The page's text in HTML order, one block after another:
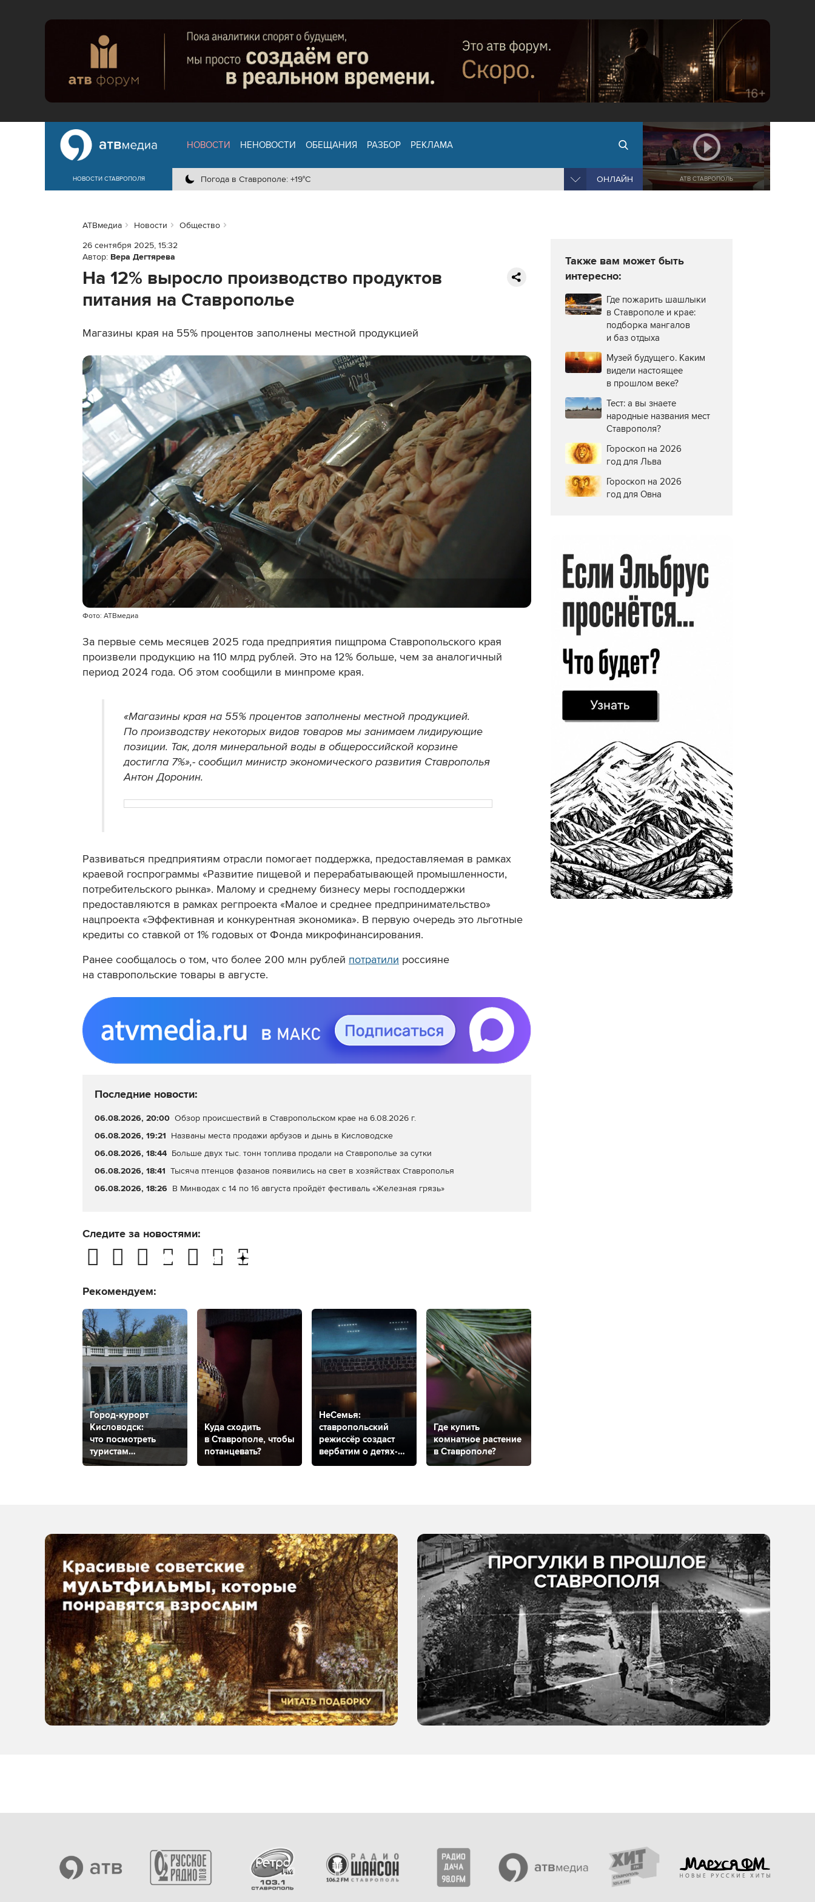
НОВОСТИ СТАВРОПОЛЯ
НОВОСТИ НЕНОВОСТИ ОБЕЩАНИЯ РАЗБОР РЕКЛАМА
Погода в Ставрополе: +19°C ОНЛАЙН АТВ СТАВРОПОЛЬ
АТВмедиа Новости
Общество
26 сентября 2025, 15:32
Автор: Вера Дегтярева
На 12% выросло производство продуктов
питания на Ставрополье
Магазины края на 55% процентов заполнены местной продукцией
Фото: АТВмедиа
За первые семь месяцев 2025 года предприятия пищпрома Ставропольского края
произвели продукцию на 110 млрд рублей. Это на 12% больше, чем за аналогичный
период 2024 года. Об этом сообщили в минпроме края.
«Магазины края на 55% процентов заполнены местной продукцией.
По производству некоторых видов товаров мы занимаем лидирующие
позиции. Так, доля минеральной воды в общероссийской корзине
достигла 7%»,- сообщил министр экономического развития Ставрополья
Антон Доронин.
Развиваться предприятиям отрасли помогает поддержка, предоставляемая в рамках
краевой госпрограммы «Развитие пищевой и перерабатывающей промышленности,
потребительского рынка». Малому и среднему бизнесу меры господдержки
предоставляются в рамках регпроекта «Малое и среднее предпринимательство»
нацпроекта «Эффективная и конкурентная экономика». В первую очередь это льготные
кредиты со ставкой от 1% годовых от Фонда микрофинансирования.
Ранее сообщалось о том, что более 200 млн рублей потратили россияне
на ставропольские товары в августе.
Последние новости:
06.08.2026, 20:00 Обзор происшествий в Ставропольском крае на 6.08.2026 г.
06.08.2026, 19:21 Названы места продажи арбузов и дынь в Кисловодске
06.08.2026, 18:44 Больше двух тыс. тонн топлива продали на Ставрополье за сутки
06.08.2026, 18:41 Тысяча птенцов фазанов появились на свет в хозяйствах Ставрополья
06.08.2026, 18:26 В Минводах с 14 по 16 августа пройдёт фестиваль «Железная грязь»
Следите за новостями:
Рекомендуем:
Город-курорт
Кисловодск:
что посмотреть
туристам
и где остановиться
Куда сходить
в Ставрополе, чтобы
потанцевать?
НеСемья:
ставропольский
режиссёр создаст
вербатим о детях-
сиротах
Где купить
комнатное растение
в Ставрополе?
Также вам может быть
интересно:
Где пожарить шашлыки
в Ставрополе и крае:
подборка мангалов
и баз отдыха
Музей будущего. Каким
видели настоящее
в прошлом веке?
Тест: а вы знаете
народные названия мест
Ставрополя?
Гороскоп на 2026
год для Льва
Гороскоп на 2026
год для Овна